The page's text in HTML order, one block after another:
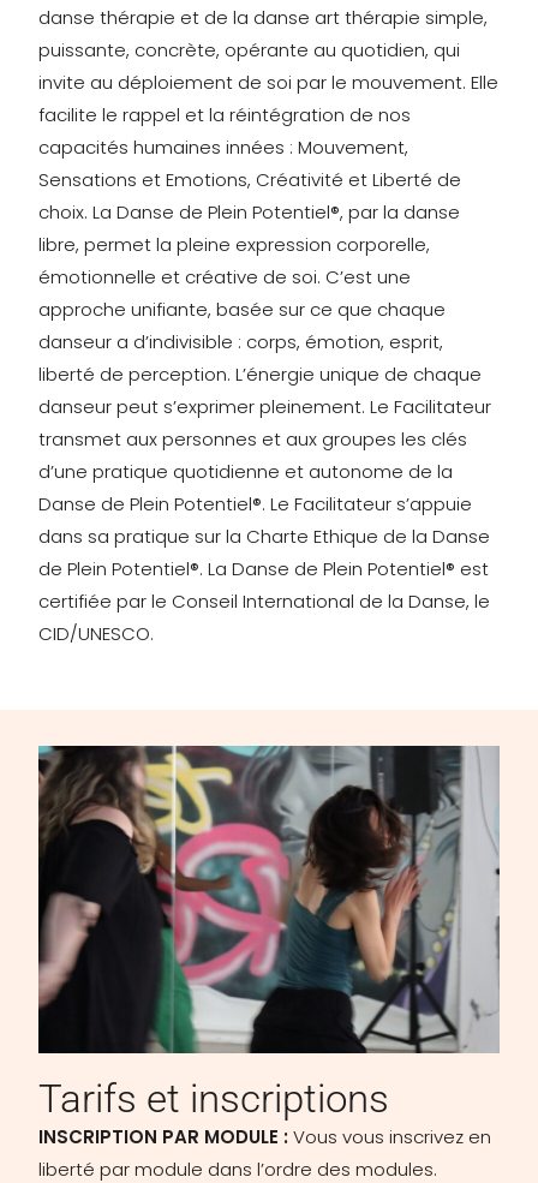
danse thérapie et de la danse art thérapie simple,
puissante, concrète, opérante au quotidien, qui
invite au déploiement de soi par le mouvement. Elle
facilite le rappel et la réintégration de nos
capacités humaines innées : Mouvement,
Sensations et Emotions, Créativité et Liberté de
choix. La Danse de Plein Potentiel®, par la danse
libre, permet la pleine expression corporelle,
émotionnelle et créative de soi. C’est une
approche unifiante, basée sur ce que chaque
danseur a d’indivisible : corps, émotion, esprit,
liberté de perception. L’énergie unique de chaque
danseur peut s’exprimer pleinement. Le Facilitateur
transmet aux personnes et aux groupes les clés
d’une pratique quotidienne et autonome de la
Danse de Plein Potentiel®. Le Facilitateur s’appuie
dans sa pratique sur la Charte Ethique de la Danse
de Plein Potentiel®. La Danse de Plein Potentiel® est
certifiée par le Conseil International de la Danse, le
CID/UNESCO.
Tarifs et inscriptions
INSCRIPTION PAR MODULE :Vous vous inscrivez en
liberté par module dans l’ordre des modules.